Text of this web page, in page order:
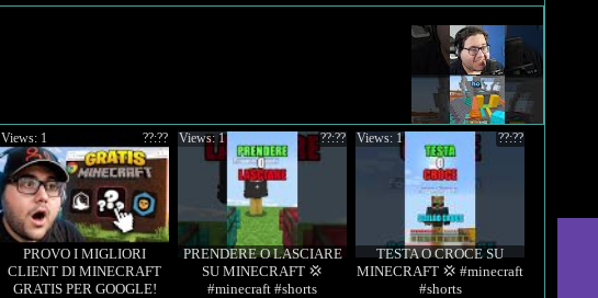
PROVO I MIGLIORI
CLIENT DI MINECRAFT
GRATIS PER GOOGLE!
??:??
Views: 1
PRENDERE O LASCIARE
SU MINECRAFT 💢
#minecraft #shorts
??:??
Views: 1
TESTA O CROCE SU
MINECRAFT 💢 #minecraft
#shorts
??:??
Views: 1